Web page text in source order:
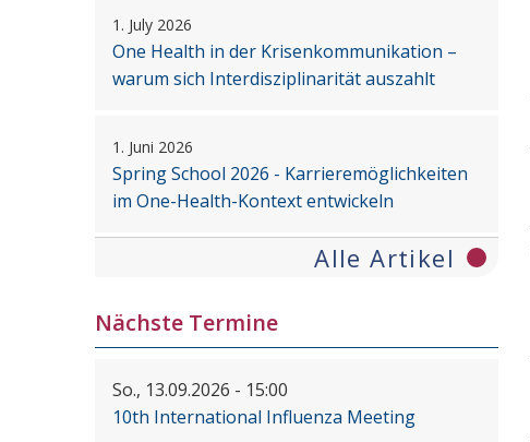
1. July 2026
One Health in der Krisenkommunikation –
warum sich Interdisziplinarität auszahlt
1. Juni 2026
Spring School 2026 - Karrieremöglichkeiten
im One-Health-Kontext entwickeln
Alle Artikel
Nächste Termine
So., 13.09.2026 - 15:00
10th International Influenza Meeting